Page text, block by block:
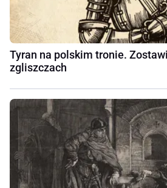
Tyran na polskim tronie.
zgliszczach